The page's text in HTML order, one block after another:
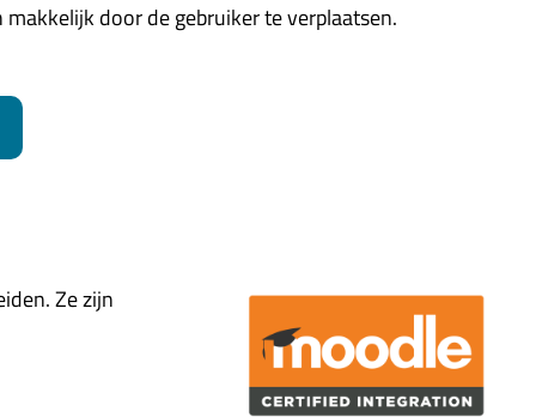
door de gebruiker te verplaatsen.
Ze zijn